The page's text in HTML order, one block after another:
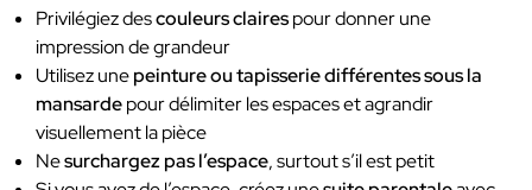
Privilégiez descouleurs clairespour donner une
impression de grandeur
Utilisez unepeinture ou tapisserie différentes sous la
mansardepour délimiter les espaces et agrandir
visuellement la pièce
Nesurchargez pas l’espace, surtout s’il est petit